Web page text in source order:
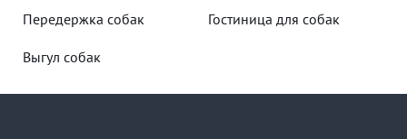
Передержка собак Гостиница для собак
Выгул собак